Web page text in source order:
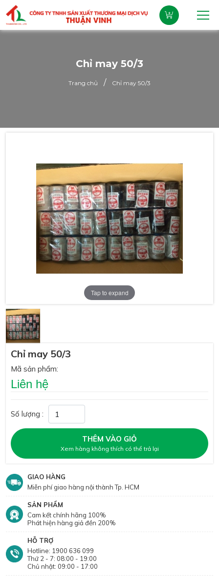
Chỉ may 50/3
Trang chủ / Chỉ may 50/3
Tap to expand
Chỉ may 50/3
Mã sản phẩm:
Liên hệ
Số lượng :
THÊM VÀO GIỎ
Xem hàng không thích có thể trả lại
GIAO HÀNG
Miễn phí giao hàng nội thành Tp. HCM
SẢN PHẨM
Cam kết chính hãng 100%
Phát hiện hàng giả đền 200%
HỖ TRỢ
Hotline: 1900 636 099
Thứ 2 - 7: 08:00 - 19:00
Chủ nhật: 09:00 - 17:00